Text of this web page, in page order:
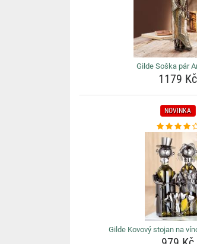
Gilde Soška pár
1179 Kč
NOVINKA
Gilde Kovový stojan na